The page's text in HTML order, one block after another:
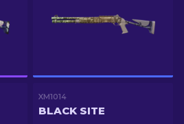
XM1014
BLACK SITE